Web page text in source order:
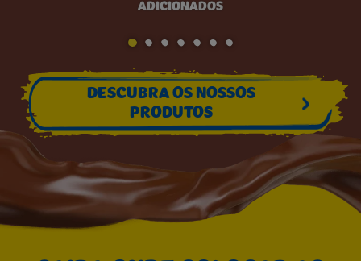
ADICIONADOS
DESCUBRA OS NOSSOS
PRODUTOS